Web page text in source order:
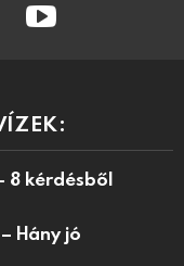
8 kérdésből
Hány jó